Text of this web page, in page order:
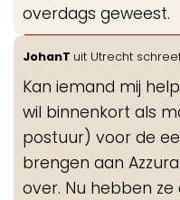
overdags geweest.
JohanT uit Utrecht
Kan iemand mij
wil binnenkort als
postuur) voor de
brengen aan
over. Nu hebben